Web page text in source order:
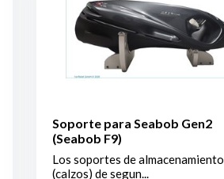
Soporte para Seabob Gen2
(Seabob F9)
Los soportes de almacenamiento
(calzos) de segun...